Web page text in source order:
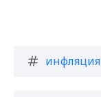
инфляция